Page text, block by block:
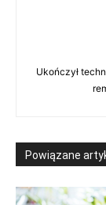
Ukończył
Powiązane